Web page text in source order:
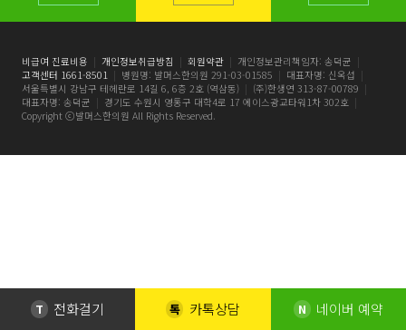
T 전화걸기 톡 카톡상담 N 네이버 예약
비급여 진료비용 | 개인정보취급방침 | 회원약관 | 개인정보관리책임자: 송덕균 |
고객센터 1661-8501 | 병원명: 발머스한의원 291-03-01585 | 대표자명: 신옥섭 |
서울특별시 강남구 테헤란로 14길 6, 6층 2호 (역삼동) | (주)한생연 313-87-00789 |
대표자명: 송덕균 | 경기도 수원시 영통구 대학4로 17 에이스광교타워1차 302호 |
Copyright ⓒ발머스한의원 All Rights Reserved.